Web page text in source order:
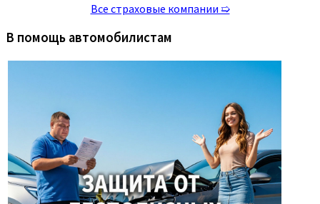
Все страховые компании ➯
В помощь автомобилистам